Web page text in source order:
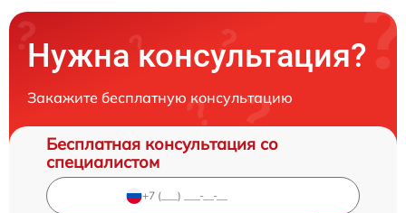
Нужна консультация?
Закажите бесплатную консультацию
Бесплатная консультация со
специалистом